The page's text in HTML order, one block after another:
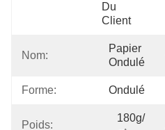
Du
Client
Nom:
Papier
Ondulé
Forme: Ondulé
Poids:
180g/